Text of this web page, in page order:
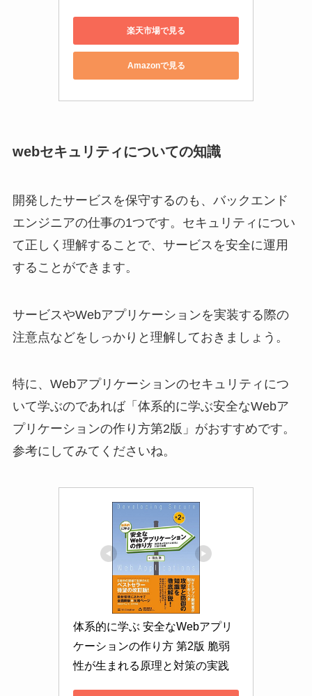
楽天市場で見る
Amazonで見る
webセキュリティについての知識
開発したサービスを保守するのも、バックエンド
エンジニアの仕事の1つです。セキュリティについ
て正しく理解することで、サービスを安全に運用
することができます。
サービスやWebアプリケーションを実装する際の
注意点などをしっかりと理解しておきましょう。
特に、Webアプリケーションのセキュリティにつ
いて学ぶのであれば「体系的に学ぶ安全なWebア
プリケーションの作り方第2版」がおすすめです。
参考にしてみてくださいね。
体系的に学ぶ 安全なWebアプリ
ケーションの作り方 第2版 脆弱
性が生まれる原理と対策の実践